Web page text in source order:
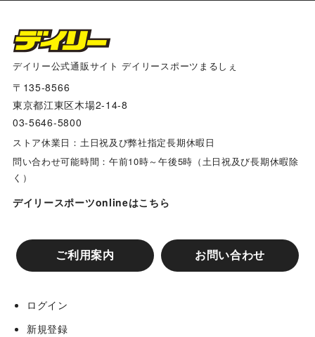
デイリー公式通販サイト デイリースポーツまるしぇ
〒135-8566
東京都江東区木場2-14-8
03-5646-5800
ストア休業日：土日祝及び弊社指定長期休暇日
問い合わせ可能時間：午前10時～午後5時（土日祝及び長期休暇除
く）
デイリースポーツonlineはこちら
ご利用案内 お問い合わせ
ログイン
新規登録